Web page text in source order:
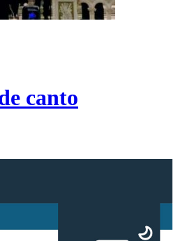
canto